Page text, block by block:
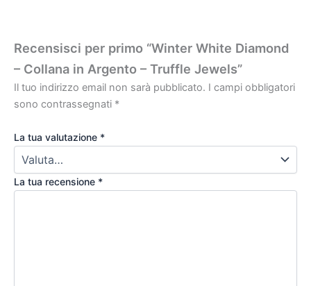
Recensisci per primo “Winter White Diamond
– Collana in Argento – Truffle Jewels”
Il tuo indirizzo email non sarà pubblicato. I campi obbligatori
sono contrassegnati *
La tua valutazione *
La tua recensione *